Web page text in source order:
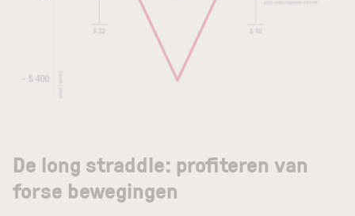
De long straddle: profiteren van
forse bewegingen